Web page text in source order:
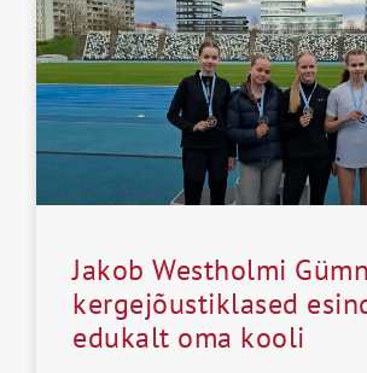
Jakob Westholmi
kergejõustiklased
edukalt oma kooli